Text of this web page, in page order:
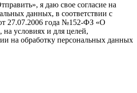
я даю свое согласие на
данных, в соответствии с
27.07.2006 года №152-ФЗ «О
условиях и для целей,
на обработку персональных данных